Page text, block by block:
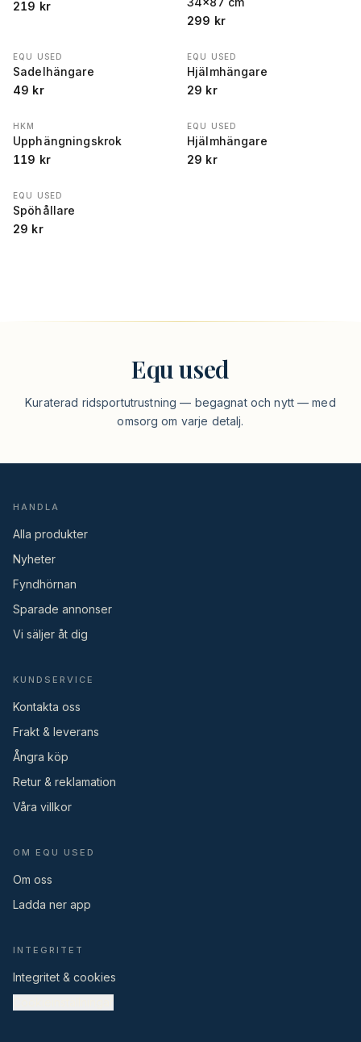
219 kr
299 kr
EQU USED
Sadelhängare
49 kr
EQU USED
Hjälmhängare
29 kr
HKM
Upphängningskrok
119 kr
EQU USED
Hjälmhängare
29 kr
EQU USED
Spöhållare
29 kr
Equ used
Kuraterad ridsportutrustning — begagnat och nytt — med
omsorg om varje detalj.
HANDLA
Alla produkter
Nyheter
Fyndhörnan
Sparade annonser
Vi säljer åt dig
KUNDSERVICE
Kontakta oss
Frakt & leverans
Ångra köp
Retur & reklamation
Våra villkor
OM EQU USED
Om oss
Ladda ner app
INTEGRITET
Integritet & cookies